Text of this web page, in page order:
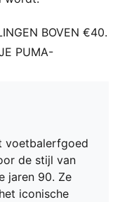
BOVEN €40.
PUMA-
voetbalerfgoed
de stijl van
jaren 90. Ze
iconische